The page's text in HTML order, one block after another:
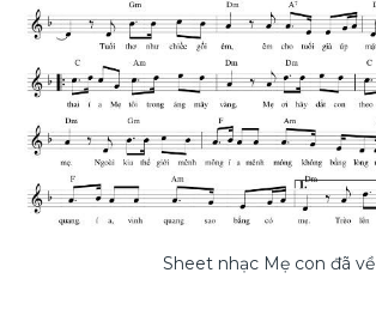
Sheet nhạc Mẹ con đã về